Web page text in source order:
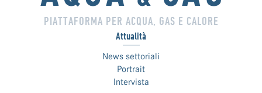
PIATTAFORMA PER ACQUA, GAS E CALORE
Attualità
News settoriali
Portrait
Intervista